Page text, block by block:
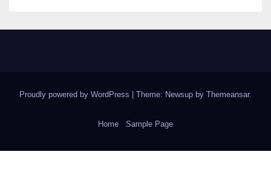
Proudly powered by WordPress Theme: Newsup by Themeansar.
Home Sample Page